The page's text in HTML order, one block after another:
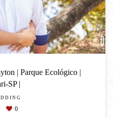
| Parque Ecológico |
SP |
0